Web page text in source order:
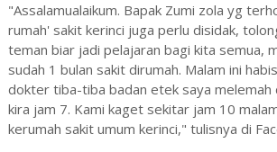
"Assalamualaikum. Bapak Zumi zola yg
rumah' sakit kerinci juga perlu disidak,
teman biar jadi pelajaran bagi kita semua,
sudah 1 bulan sakit dirumah. Malam ini
dokter tiba-tiba badan etek saya melemah
kira jam 7. Kami kaget sekitar jam 10
kerumah sakit umum kerinci," tulisnya di